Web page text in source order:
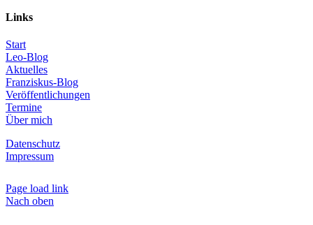
Links
Start
Leo-Blog
Aktuelles
Franziskus-Blog
Veröffentlichungen
Termine
Über mich
Datenschutz
Impressum
Page load link
Nach oben